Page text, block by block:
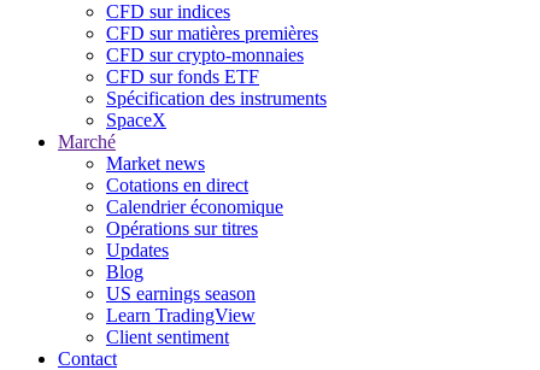
CFD sur indices
CFD sur matières premières
CFD sur crypto-monnaies
CFD sur fonds ETF
Spécification des instruments
SpaceX
Marché
Market news
Cotations en direct
Calendrier économique
Opérations sur titres
Updates
Blog
US earnings season
Learn TradingView
Client sentiment
Contact